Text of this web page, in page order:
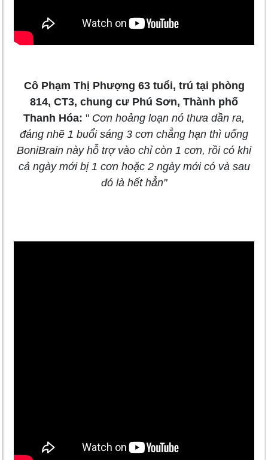
Cô Phạm Thị Phượng 63 tuổi, trú tại phòng
814, CT3, chung cư Phú Sơn, Thành phố
Thanh Hóa: " Cơn hoảng loạn nó thưa dần ra,
đáng nhẽ 1 buổi sáng 3 cơn chẳng hạn thì uống
BoniBrain này hỗ trợ vào chỉ còn 1 cơn, rồi có khi
cả ngày mới bị 1 cơn hoặc 2 ngày mới có và sau
đó là hết hẳn"